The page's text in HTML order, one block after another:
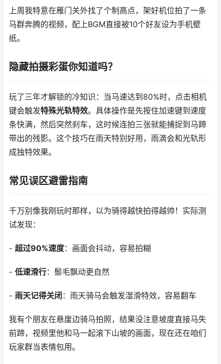
上周我特意在雁门关外找了个制高点，架好机位拍了一条
马群奔腾的视频，配上BGM直接被10个好友设为手机壁
纸。
隐藏拍摄彩蛋你知道吗？
玩了三年才解锁的冷知识：当马速达到80%时，点击相机
键会触发特殊光轨特效。具体操作是先按住加速键到速度
条快满，然后突然刹车，这时候连拍三张就能捕捉到马蹄
带出的残影。这个技巧在雨天特别好用，雨滴会和光轨形
成独特效果。
常见误区避雷指南
千万别像我刚玩时那样，以为骑得越快拍得越帅！实际测
试发现：
- 超过90%速度：画面会抖动，容易拍糊
- 低速滑行：鬃毛飘动更自然
- 雨天记得关闭 ：雨天骑马会触发湿滑特效，容易翻车
我有个朋友在悬崖边骑马拍照，结果没注意坡度直接马失
前蹄，视频里他和马一起滚下山坡的画面，现在还在咱们
玩家群当表情包用。